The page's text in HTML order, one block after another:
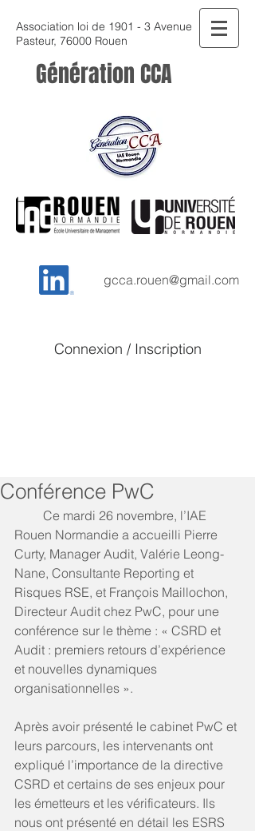
Association loi de 1901 - 3 Avenue
Pasteur, 76000 Rouen
Génération CCA
gcca.rouen@gmail.com
Connexion / Inscription
Conférence PwC
Rouen Normandie a accueilli Pierre
Curty, Manager Audit, Valérie Leong-
Nane, Consultante Reporting et
Risques RSE, et François Maillochon,
Directeur Audit chez PwC, pour une
conférence sur le thème : « CSRD et
Audit : premiers retours d’expérience
et nouvelles dynamiques
organisationnelles ».
Après avoir présenté le cabinet PwC et
leurs parcours, les intervenants ont
expliqué l’importance de la directive
CSRD et certains de ses enjeux pour
les émetteurs et les vérificateurs. Ils
nous ont présenté en détail les ESRS